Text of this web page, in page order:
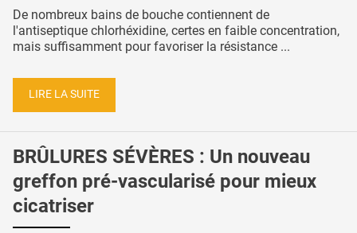
De nombreux bains de bouche contiennent de
l'antiseptique chlorhéxidine, certes en faible concentration,
mais suffisamment pour favoriser la résistance ...
LIRE LA SUITE
BRÛLURES SÉVÈRES : Un nouveau
greffon pré-vascularisé pour mieux
cicatriser